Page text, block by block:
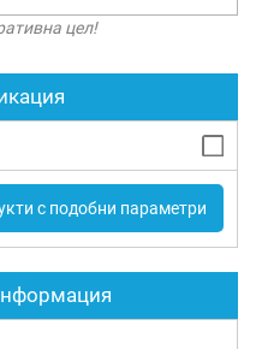
цел!
с подобни параметри